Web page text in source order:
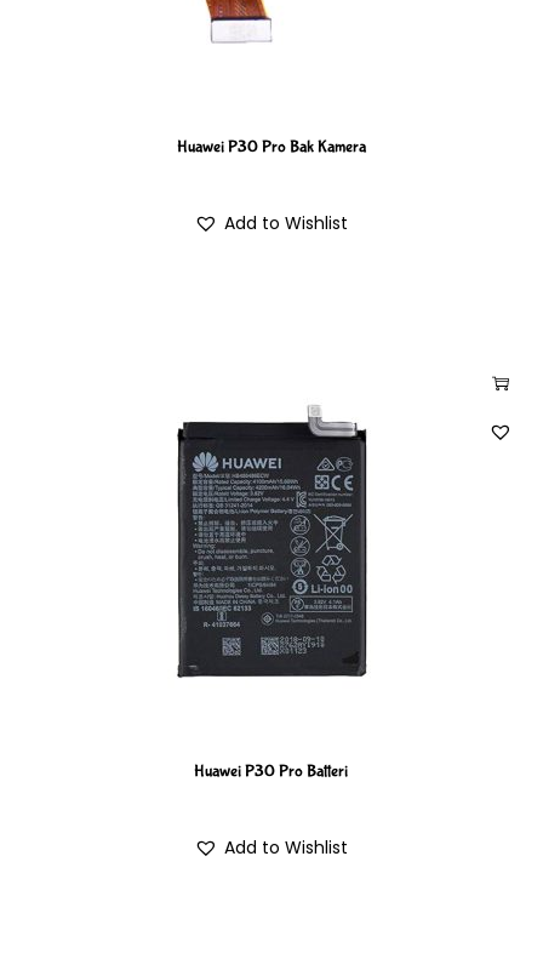
Huawei P30 Pro Bak Kamera
Add to Wishlist
Huawei P30 Pro Batteri
Add to Wishlist